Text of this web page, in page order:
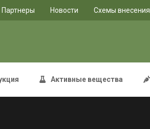
Партнеры Новости Схемы внесения
Активные вещества